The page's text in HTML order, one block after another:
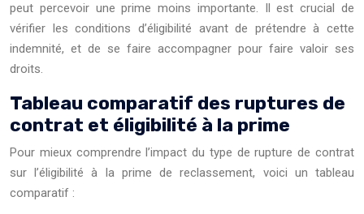
peut percevoir une prime moins importante. Il est crucial de
vérifier les conditions d’éligibilité avant de prétendre à cette
indemnité, et de se faire accompagner pour faire valoir ses
droits.
Tableau comparatif des ruptures de
contrat et éligibilité à la prime
Pour mieux comprendre l’impact du type de rupture de contrat
sur l’éligibilité à la prime de reclassement, voici un tableau
comparatif :